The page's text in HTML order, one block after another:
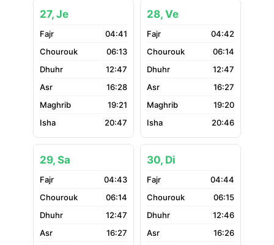
27, Je
04:41
06:13
12:47
16:28
19:21
20:47
28, Ve
04:42
06:14
12:47
16:27
19:20
20:46
29, Sa
04:43
06:14
12:47
16:27
30, Di
04:44
06:15
12:46
16:26